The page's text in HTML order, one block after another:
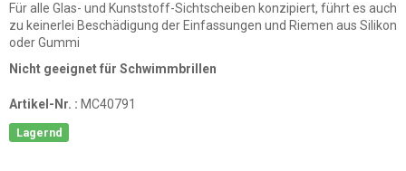
Für alle Glas- und Kunststoff-Sichtscheiben konzipiert, führt es auch
zu keinerlei Beschädigung der Einfassungen und Riemen aus Silikon
oder Gummi
Nicht geeignet für Schwimmbrillen
Artikel-Nr. : MC40791
Lagernd